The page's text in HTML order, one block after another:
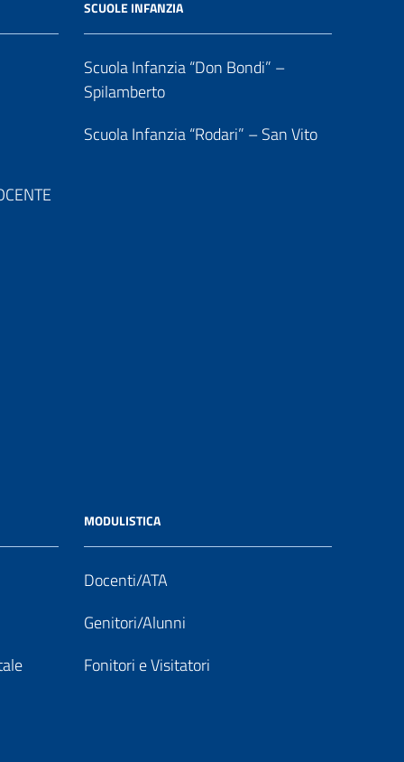
SCUOLE INFANZIA
Scuola Infanzia “Don Bondi” –
Spilamberto
Scuola Infanzia “Rodari” – San Vito
MODULISTICA
Docenti/ATA
Genitori/Alunni
Fonitori e Visitatori